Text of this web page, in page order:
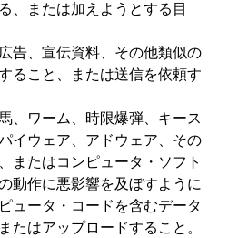
、または加えようとする目
告、宣伝資料、その他類似の
ること、または送信を依頼す
、ワーム、時限爆弾、キース
イウェア、アドウェア、その
またはコンピュータ・ソフト
動作に悪影響を及ぼすように
ュータ・コードを含むデータ
たはアップロードすること。